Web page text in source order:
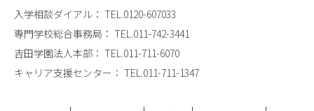
入学相談ダイアル： TEL.0120-607033
専門学校総合事務局： TEL.011-742-3441
吉田学園法人本部： TEL.011-711-6070
キャリア支援センター： TEL.011-711-1347